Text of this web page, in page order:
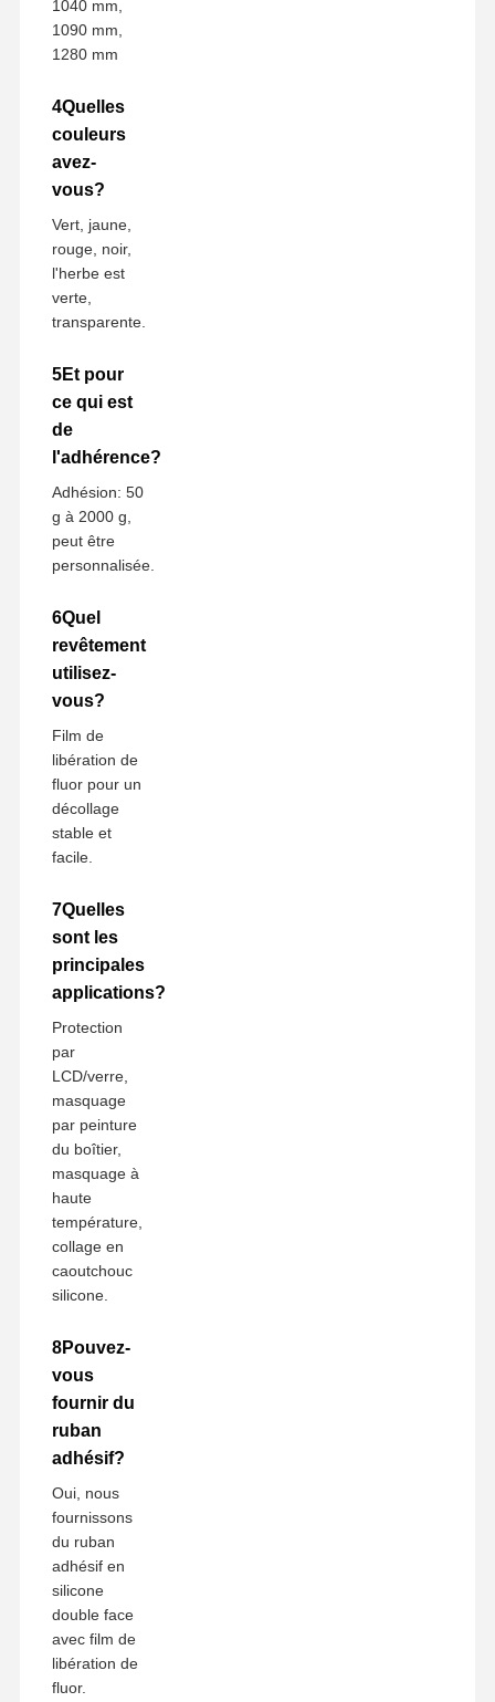
1040 mm,
1090 mm,
1280 mm
4Quelles
couleurs
avez-
vous?
Vert, jaune,
rouge, noir,
l'herbe est
verte,
transparente.
5Et pour
ce qui est
de
l'adhérence?
Adhésion: 50
g à 2000 g,
peut être
personnalisée.
6Quel
revêtement
utilisez-
vous?
Film de
libération de
fluor pour un
décollage
stable et
facile.
7Quelles
sont les
principales
applications?
Protection
par
LCD/verre,
masquage
par peinture
du boîtier,
masquage à
haute
température,
collage en
caoutchouc
silicone.
8Pouvez-
vous
fournir du
ruban
adhésif?
Oui, nous
fournissons
du ruban
adhésif en
silicone
double face
avec film de
libération de
fluor.